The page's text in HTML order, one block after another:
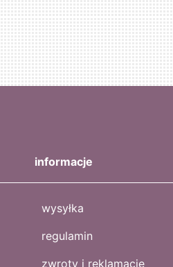
informacje
wysyłka
regulamin
zwroty i reklamacje